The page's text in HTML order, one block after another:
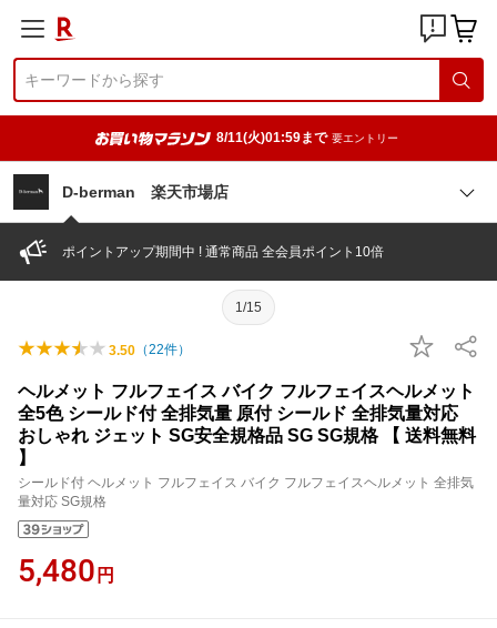
8/11(火)01:59まで 要エントリー
D-berman 楽天市場店
ポイントアップ期間中 ! 通常商品 全会員ポイント10倍
1/15
3.50 （22件）
ヘルメット フルフェイス バイク フルフェイスヘルメット
全5色 シールド付 全排気量 原付 シールド 全排気量対応
おしゃれ ジェット SG安全規格品 SG SG規格 【 送料無料
】
シールド付 ヘルメット フルフェイス バイク フルフェイスヘルメット 全排気
量対応 SG規格
5,480 円